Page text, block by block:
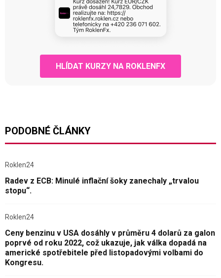
HLÍDAT KURZY NA ROKLENFX
PODOBNÉ ČLÁNKY
Roklen24
Radev z ECB: Minulé inflační šoky zanechaly „trvalou
stopu“.
Roklen24
Ceny benzinu v USA dosáhly v průměru 4 dolarů za galon
poprvé od roku 2022, což ukazuje, jak válka dopadá na
americké spotřebitele před listopadovými volbami do
Kongresu.